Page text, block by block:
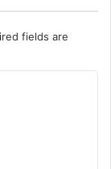
fields are